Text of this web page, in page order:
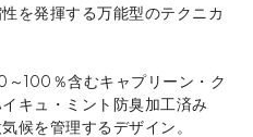
を発揮する万能型のテクニカ
100％含むキャプリーン・ク
キュ・ミント防臭加工済み
候を管理するデザイン。